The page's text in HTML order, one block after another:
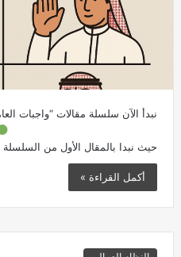
نبدأ الآن سلسلة مقالات “واجبات
حيث نبدا بالمقال الأول من
أكمل القراءة »